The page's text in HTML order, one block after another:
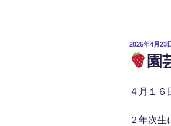
投
稿
日:
2025年4月23
園
４月１６
２年次生